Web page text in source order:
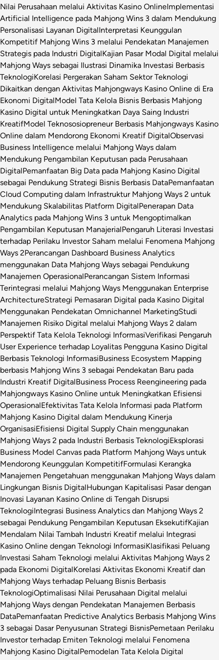
Nilai Perusahaan melalui Aktivitas Kasino OnlineImplementasi
Artificial Intelligence pada Mahjong Wins 3 dalam Mendukung
Personalisasi Layanan DigitalInterpretasi Keunggulan
Kompetitif Mahjong Wins 3 melalui Pendekatan Manajemen
Strategis pada Industri DigitalKajian Pasar Modal Digital melalui
Mahjong Ways sebagai Ilustrasi Dinamika Investasi Berbasis
TeknologiKorelasi Pergerakan Saham Sektor Teknologi
Dikaitkan dengan Aktivitas Mahjongways Kasino Online di Era
Ekonomi DigitalModel Tata Kelola Bisnis Berbasis Mahjong
Kasino Digital untuk Meningkatkan Daya Saing Industri
KreatifModel Teknososiopreneur Berbasis Mahjongways Kasino
Online dalam Mendorong Ekonomi Kreatif DigitalObservasi
Business Intelligence melalui Mahjong Ways dalam
Mendukung Pengambilan Keputusan pada Perusahaan
DigitalPemanfaatan Big Data pada Mahjong Kasino Digital
sebagai Pendukung Strategi Bisnis Berbasis DataPemanfaatan
Cloud Computing dalam Infrastruktur Mahjong Ways 2 untuk
Mendukung Skalabilitas Platform DigitalPenerapan Data
Analytics pada Mahjong Wins 3 untuk Mengoptimalkan
Pengambilan Keputusan ManajerialPengaruh Literasi Investasi
terhadap Perilaku Investor Saham melalui Fenomena Mahjong
Ways 2Perancangan Dashboard Business Analytics
menggunakan Data Mahjong Ways sebagai Pendukung
Manajemen OperasionalPerancangan Sistem Informasi
Terintegrasi melalui Mahjong Ways Menggunakan Enterprise
ArchitectureStrategi Pemasaran Digital pada Kasino Digital
Menggunakan Pendekatan Omnichannel MarketingStudi
Manajemen Risiko Digital melalui Mahjong Ways 2 dalam
Perspektif Tata Kelola Teknologi InformasiVerifikasi Pengaruh
User Experience terhadap Loyalitas Pengguna Kasino Digital
Berbasis Teknologi InformasiBusiness Ecosystem Mapping
berbasis Mahjong Wins 3 sebagai Pendekatan Baru pada
Industri Kreatif DigitalBusiness Process Reengineering pada
Mahjongways Kasino Online untuk Meningkatkan Efisiensi
OperasionalEfektivitas Tata Kelola Informasi pada Platform
Mahjong Kasino Digital dalam Mendukung Kinerja
OrganisasiEfisiensi Digital Supply Chain menggunakan
Mahjong Ways 2 pada Industri Berbasis TeknologiEksplorasi
Business Model Canvas pada Platform Mahjong Ways untuk
Mendorong Keunggulan KompetitifFormulasi Kerangka
Manajemen Pengetahuan menggunakan Mahjong Ways dalam
Lingkungan Bisnis DigitalHubungan Kapitalisasi Pasar dengan
Inovasi Layanan Kasino Online di Tengah Disrupsi
TeknologiIntegrasi Business Analytics dan Mahjong Ways 2
sebagai Pendukung Pengambilan Keputusan EksekutifKajian
Mendalam Nilai Tambah Industri Kreatif melalui Integrasi
Kasino Online dengan Teknologi InformasiKlasifikasi Peluang
Investasi Saham Teknologi melalui Aktivitas Mahjong Ways 2
pada Ekonomi DigitalKorelasi Aktivitas Ekonomi Kreatif dan
Mahjong Ways terhadap Peluang Bisnis Berbasis
TeknologiOptimalisasi Nilai Perusahaan Digital melalui
Mahjong Ways dengan Pendekatan Manajemen Berbasis
DataPemanfaatan Predictive Analytics Berbasis Mahjong Wins
3 sebagai Dasar Penyusunan Strategi BisnisPemetaan Perilaku
Investor terhadap Emiten Teknologi melalui Fenomena
Mahjong Kasino DigitalPemodelan Tata Kelola Digital